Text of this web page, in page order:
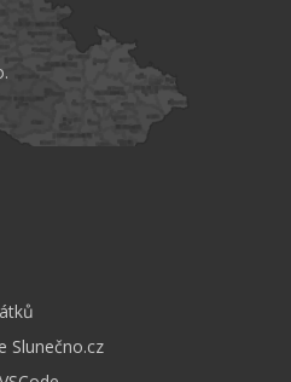
Slunečno.cz